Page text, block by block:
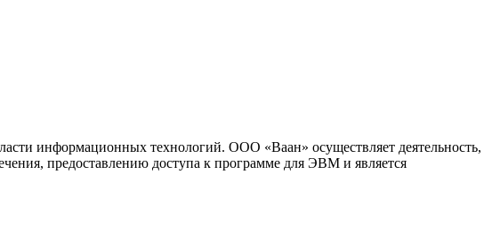
информационных технологий. ООО «Ваан» осуществляет деятельность,
предоставлению доступа к программе для ЭВМ и является